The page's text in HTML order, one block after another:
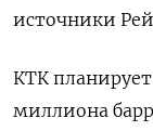
источники
КТК планирует
миллиона